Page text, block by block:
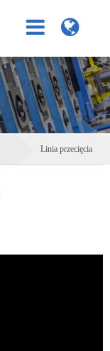
Linia przecięcia